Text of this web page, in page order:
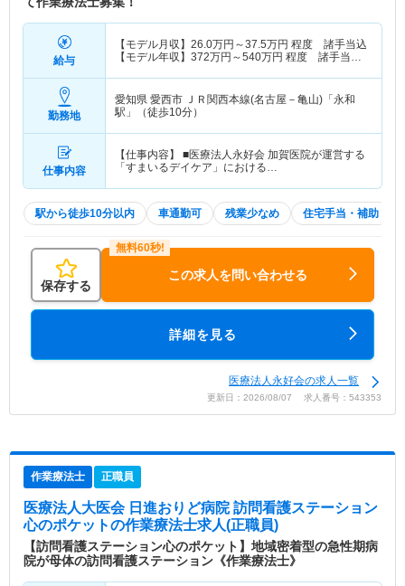
給与
【モデル月収】 26.0万円～37.5万円 程度 諸手当込
【モデル年収】 372万円～540万円 程度 諸手当・
勤務地
愛知県 愛西市 ＪＲ関西本線(名古屋－亀山)「永和
駅」（徒歩10分）
仕事内容
【仕事内容】 ■医療法人永好会 加賀医院が運営する
「すまいるデイケア」における…
駅から徒歩10分以内 車通勤可 残業少なめ 住宅手当・補助
保存する
この求人を問い合わせる
詳細を見る
医療法人永好会の求人一覧
更新日：2026/08/07 求人番号：543353
作業療法士 正職員
医療法人大医会 日進おりど病院 訪問看護ステーション
心のポケットの作業療法士求人(正職員)
【訪問看護ステーション心のポケット】地域密着型の急性期病
院が母体の訪問看護ステーション《作業療法士》